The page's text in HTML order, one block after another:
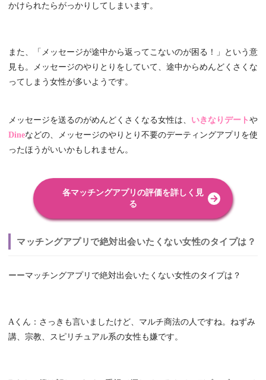
かけられたらがっかりしてしまいます。
また、「メッセージが途中から返ってこないのが困る！」という意
見も。メッセージのやりとりをしていて、途中からめんどくさくな
ってしまう女性が多いようです。
メッセージを送るのがめんどくさくなる女性は、 いきなりデート や
Dineなどの、メッセージのやりとり不要のデーティングアプリを使
ったほうがいいかもしれません。
各マッチングアプリの評価を詳しく見
る
マッチングアプリで絶対出会いたくない女性のタイプは？
ーーマッチングアプリで絶対出会いたくない女性のタイプは？
Aくん：さっきも言いましたけど、マルチ商法の人ですね。ねずみ
講、宗教、スピリチュアル系の女性も嫌です。